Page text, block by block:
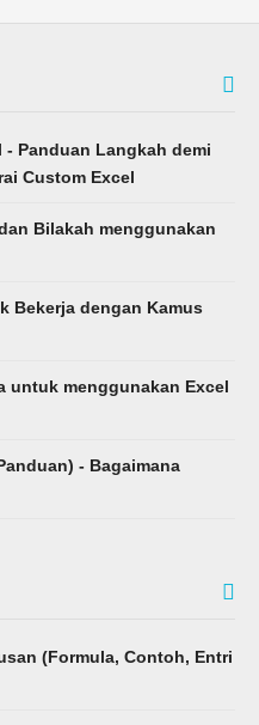
- Panduan Langkah demi
Custom Excel
Bilakah menggunakan
Bekerja dengan Kamus
untuk menggunakan Excel
- Bagaimana
(Formula, Contoh, Entri